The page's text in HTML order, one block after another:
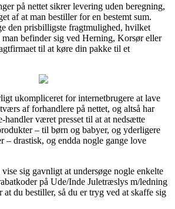
på nettet sikrer levering uden beregning,
af at man bestiller for en bestemt sum.
den prisbilligste fragtmulighed, hvilket
befinder sig ved Herning, Korsør eller
til at køre din pakke til et
ukompliceret for internetbrugere at lave
af forhandlere på nettet, og altså har
handler været presset til at at nedsætte
– til børn og babyer, og yderligere
– drastisk, og endda nogle gange love
sig gavnligt at undersøge nogle enkelte
på Ude/Inde Juletræslys m/ledning
du bestiller, så du er tryg ved at skaffe sig